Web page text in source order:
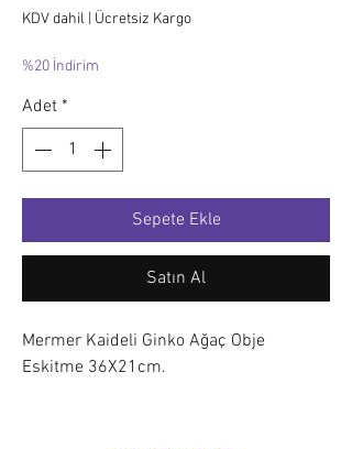
KDV dahil Ücretsiz Kargo
%20 İndirim
Adet *
Sepete Ekle
Satın Al
Mermer Kaideli Ginko Ağaç Obje
Eskitme 36X21cm.